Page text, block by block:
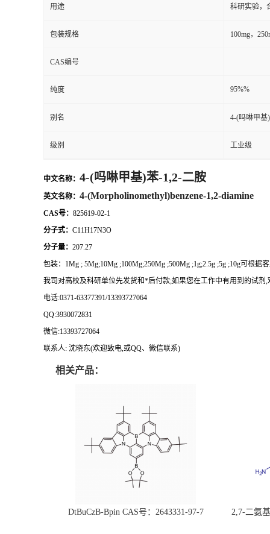
用途 科研实验，
包装规格 100mg，
CAS编号
纯度 95%%
别名 4-(吗啉甲基
级别 工业级
中文名称： 4-(吗啉甲基)苯-1,2-二胺
英文名称： 4-(Morpholinomethyl)benzene-1,2-diamine
CAS号： 825619-02-1
分子式： C11H17N3O
分子量： 207.27
包装： 1Mg ; 5Mg;10Mg ;100Mg;250Mg ;500Mg ;1g;2.5g ;5g ;10g可根据
我司对高校及科研单位先发货和*后付款;如果您在工作中有用到的试剂 ,
电话:0371-63377391/13393727064
QQ:3930072831
微信:13393727064
联系人: 沈晓东(欢迎致电,或QQ、微信联系)
相关产品：
DtBuCzB-Bpin CAS号：2643331-97-7
2,7-二氨